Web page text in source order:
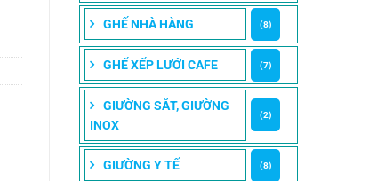
GHẾ NHÀ HÀNG (8)
GHẾ XẾP LƯỚI CAFE (7)
GIƯỜNG SẮT, GIƯỜNG
INOX
(2)
GIƯỜNG Y TẾ (8)